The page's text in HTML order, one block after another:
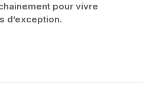
pour vivre
d’exception.